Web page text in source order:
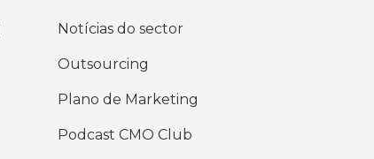
Notícias do sector
Outsourcing
Plano de Marketing
Podcast CMO Club